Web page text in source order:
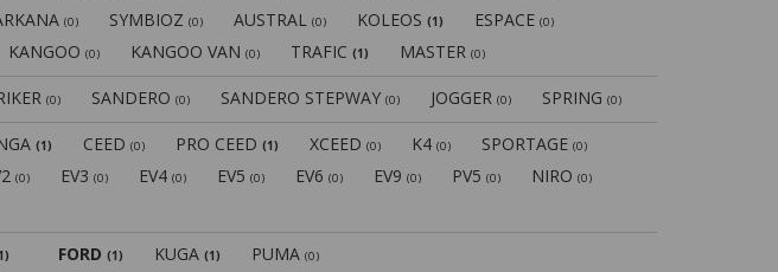
(0) SYMBIOZ(0) AUSTRAL(0) KOLEOS(1) ESPACE(0)
KANGOO(0) KANGOO VAN(0) TRAFIC(1) MASTER(0)
(0) SANDERO(0) SANDERO STEPWAY(0) JOGGER(0) SPRING(0)
(1) CEED(0) PRO CEED(1) XCEED(0) K4(0) SPORTAGE(0)
(0) EV3(0) EV4(0) EV5(0) EV6(0) EV9(0) PV5(0) NIRO(0)
FORD (1) KUGA (1) PUMA (0)